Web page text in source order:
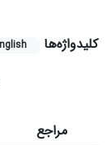
کلیدواژه‌ها
مراجع